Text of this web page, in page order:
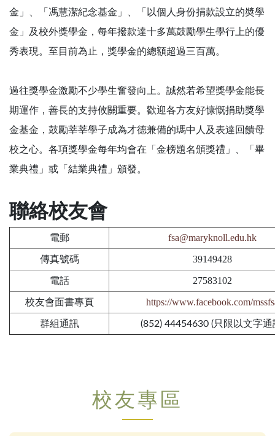
金」、「馮慧潔紀念基金」、「以個人身份捐款設立的奬學
金」及校外獎學金，每年撥款達十多萬鼓勵學生學行上的優
秀表現。至目前為止，獎學金的總額超過三百萬。
過往獎學金激勵不少學生奮發向上。誠然若希望獎學金能長
期運作，善長的支持攸關重要。歡迎各方友好慷慨捐助獎學
金基金，鼓勵莘莘學子成為才德兼備的瑪中人及表達回饋母
校之心。各項獎學金每年均會在「金榜題名頒獎禮」、「畢
業典禮」或「結業典禮」頒發。
聯絡校友會
電郵 fsa@maryknoll.edu.hk
傳真號碼 39149428
電話 27583102
校友會面書專頁 https://www.facebook.com/
群組通訊 (852) 44454630 (只限以文字通
校友專區